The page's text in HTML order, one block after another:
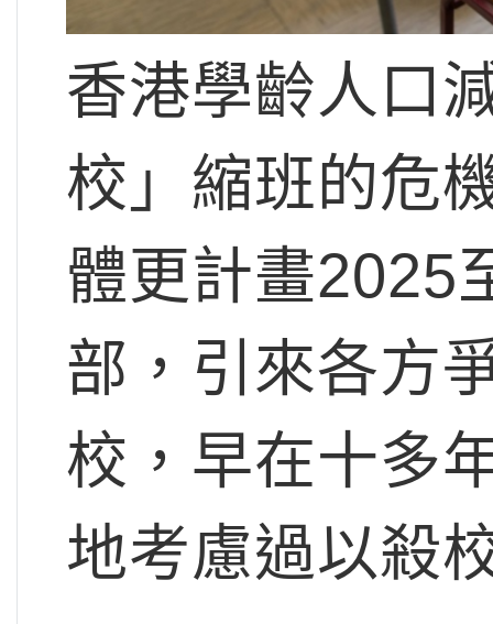
香港學齡人口
校」縮班的危
體更計畫2025
部，引來各方
校，早在十多
地考慮過以殺